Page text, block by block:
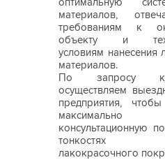
материалов,
требованиям к
объекту и
условиям нанесения
материалов.
По запросу
осуществляем
предприятия, чтобы
максимально
консультационную
тонкостях
лакокрасочного